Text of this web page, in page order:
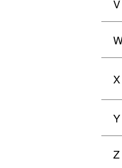
V
X
Y
Z